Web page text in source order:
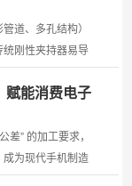
道、多孔结构）
统刚性夹持器易导
。本文提出一种面
赋能消费电子
差” 的加工要求，
为现代手机制造